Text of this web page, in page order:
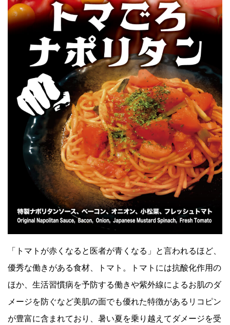
Facebook
JP EN
「トマトが赤くなると医者が青くなる」と言われるほど、
優秀な働きがある食材、トマト。トマトには抗酸化作用の
ほか、生活習慣病を予防する働きや紫外線によるお肌のダ
メージを防ぐなど美肌の面でも優れた特徴があるリコピン
が豊富に含まれており、暑い夏を乗り越えてダメージを受